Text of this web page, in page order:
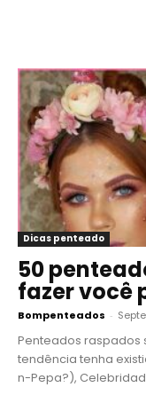
Dicas penteado
50
fazer você
Bompenteados -
Penteados raspados
tendência tenha
n-Pepa?),